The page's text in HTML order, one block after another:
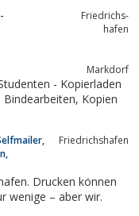
Fried­richs­
ha­fen
Markdorf
Friedrichshafen
Drucken können
wenige – aber wir.